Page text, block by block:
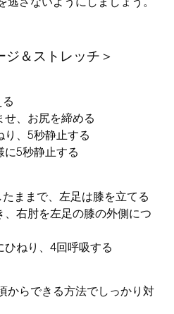
ジ＆ストレッチ＞
せ、お尻を締める
り、5秒静止する
に5秒静止する
ままで、左足は膝を立てる
、右肘を左足の膝の外側につ
ねり、4回呼吸する
からできる方法でしっかり対